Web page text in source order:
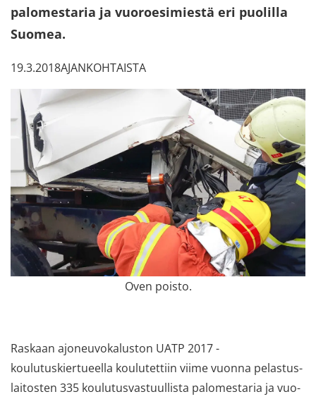
pa­lo­mes­ta­ria ja vuo­roe­si­mies­tä eri puo­lil­la
Suo­mea.
19.3.2018AJAN­KOH­TAIS­TA
Oven pois­to.
Ras­kaan ajo­neu­vo­ka­lus­ton UATP 2017 -​
koulutuskiertueella kou­lu­tet­tiin viime vuon­na pe­las­tus­
lai­tos­ten 335 kou­lu­tus­vas­tuul­lis­ta pa­lo­mes­ta­ria ja vuo­